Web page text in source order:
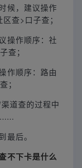
候，建议操作
查>口子查；
操作顺序：社
查；
作顺序：路由
；
道查的过程中
最后。
不下卡是什么